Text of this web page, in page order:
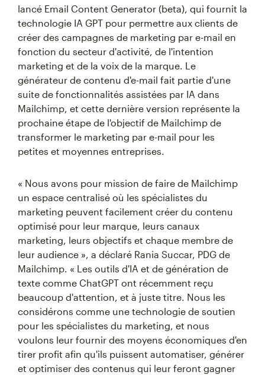
lancé Email Content Generator (beta), qui fournit la
technologie IA GPT pour permettre aux clients de
créer des campagnes de marketing par e-mail en
fonction du secteur d'activité, de l'intention
marketing et de la voix de la marque. Le
générateur de contenu d'e-mail fait partie d'une
suite de fonctionnalités assistées par IA dans
Mailchimp, et cette dernière version représente la
prochaine étape de l'objectif de Mailchimp de
transformer le marketing par e-mail pour les
petites et moyennes entreprises.
« Nous avons pour mission de faire de Mailchimp
un espace centralisé où les spécialistes du
marketing peuvent facilement créer du contenu
optimisé pour leur marque, leurs canaux
marketing, leurs objectifs et chaque membre de
leur audience », a déclaré Rania Succar, PDG de
Mailchimp. « Les outils d'IA et de génération de
texte comme ChatGPT ont récemment reçu
beaucoup d'attention, et à juste titre. Nous les
considérons comme une technologie de soutien
pour les spécialistes du marketing, et nous
voulons leur fournir des moyens économiques d'en
tirer profit afin qu'ils puissent automatiser, générer
et optimiser des contenus qui leur feront gagner